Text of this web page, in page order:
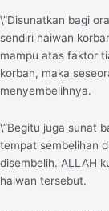
\”Disunatkan bagi
sendiri haiwan
mampu atas faktor
korban, maka
menyembelihnya.
\”Begitu juga sunat
tempat sembelihan
disembelih. ALLAH
haiwan tersebut.